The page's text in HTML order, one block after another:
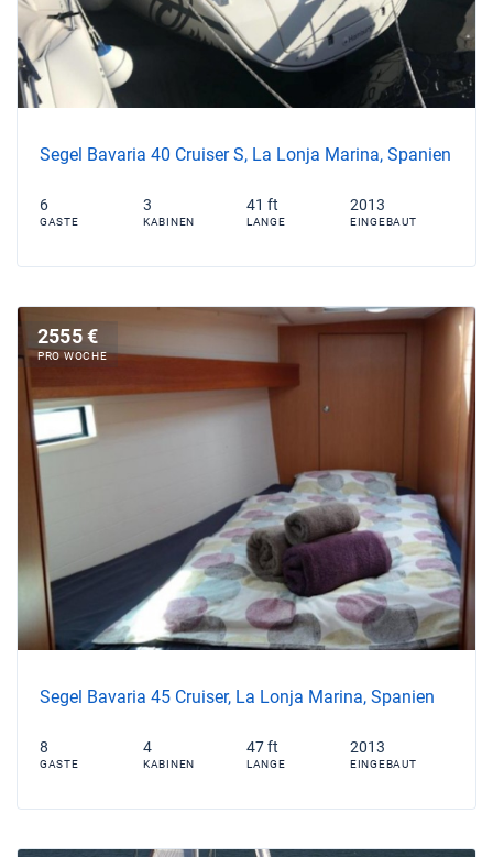
Segel Bavaria 40 Cruiser S, La Lonja Marina, Spanien
6
GASTE
3
KABINEN
41 ft
LANGE
2013
EINGEBAUT
2555 €
PRO WOCHE
Segel Bavaria 45 Cruiser, La Lonja Marina, Spanien
8
GASTE
4
KABINEN
47 ft
LANGE
2013
EINGEBAUT